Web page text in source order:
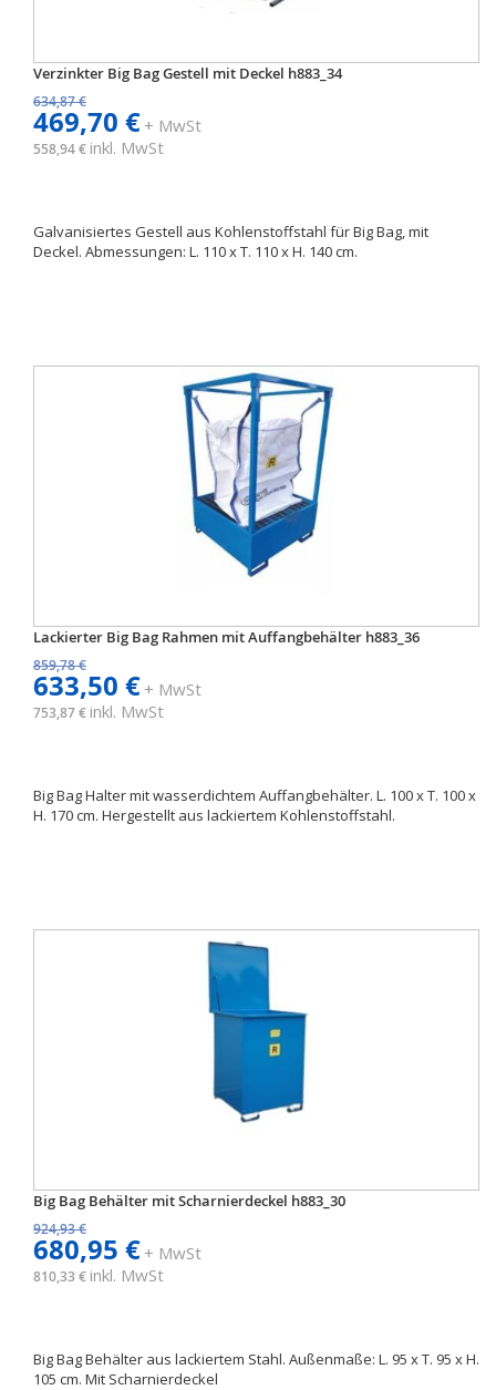
Verzinkter Big Bag Gestell mit Deckel h883_34
634,87 €
469,70 €+ MwSt
558,94 € inkl. MwSt
Galvanisiertes Gestell aus Kohlenstoffstahl für Big Bag, mit
Deckel. Abmessungen: L. 110 x T. 110 x H. 140 cm.
Lackierter Big Bag Rahmen mit Auffangbehälter h883_36
859,78 €
633,50 €+ MwSt
753,87 € inkl. MwSt
Big Bag Halter mit wasserdichtem Auffangbehälter. L. 100 x T. 100 x
H. 170 cm. Hergestellt aus lackiertem Kohlenstoffstahl.
Big Bag Behälter mit Scharnierdeckel h883_30
924,93 €
680,95 €+ MwSt
810,33 € inkl. MwSt
Big Bag Behälter aus lackiertem Stahl. Außenmaße: L. 95 x T. 95 x H.
105 cm. Mit Scharnierdeckel